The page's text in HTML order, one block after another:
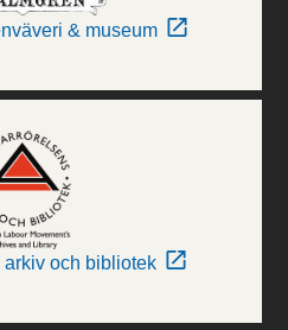
& museum
och bibliotek